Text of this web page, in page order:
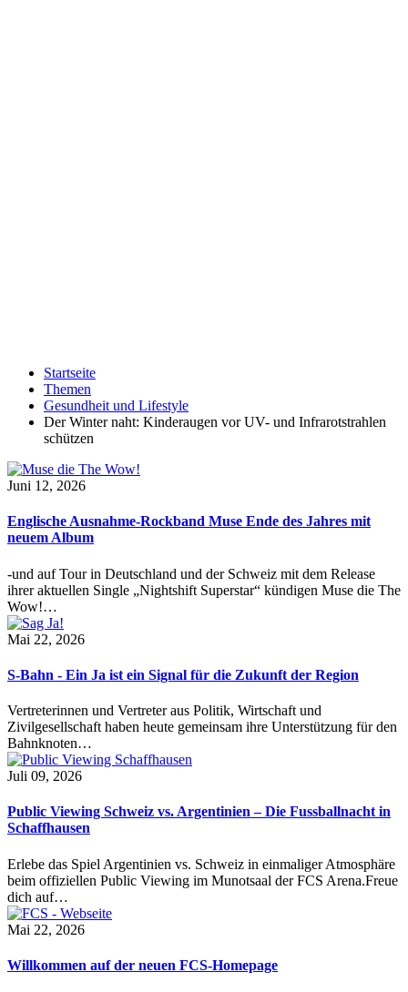
Startseite
Themen
Gesundheit und Lifestyle
Der Winter naht: Kinderaugen vor UV- und Infrarotstrahlen
schützen
Juni 12, 2026
Englische Ausnahme-Rockband Muse Ende des Jahres mit
neuem Album
-und auf Tour in Deutschland und der Schweiz mit dem Release
ihrer aktuellen Single „Nightshift Superstar“ kündigen Muse die The
Wow!…
Mai 22, 2026
S-Bahn - Ein Ja ist ein Signal für die Zukunft der Region
Vertreterinnen und Vertreter aus Politik, Wirtschaft und
Zivilgesellschaft haben heute gemeinsam ihre Unterstützung für den
Bahnknoten…
Juli 09, 2026
Public Viewing Schweiz vs. Argentinien – Die Fussballnacht in
Schaffhausen
Erlebe das Spiel Argentinien vs. Schweiz in einmaliger Atmosphäre
beim offiziellen Public Viewing im Munotsaal der FCS Arena.Freue
dich auf…
Mai 22, 2026
Willkommen auf der neuen FCS-Homepage